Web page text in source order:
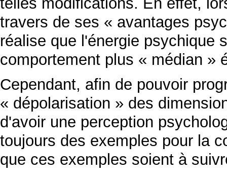
travers de ses « avantages
réalise que l'énergie psychique
comportement plus « médian »
Cependant, afin de pouvoir
« dépolarisation » des
d'avoir une perception
toujours des exemples pour la
que ces exemples soient à